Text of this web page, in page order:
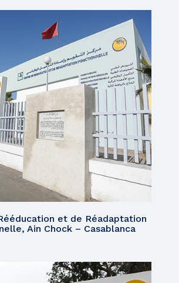
et de Réadaptation
Ain Chock – Casablanca